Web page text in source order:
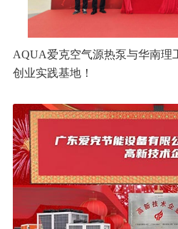
AQUA爱克空气源热泵与华南理
创业实践基地！